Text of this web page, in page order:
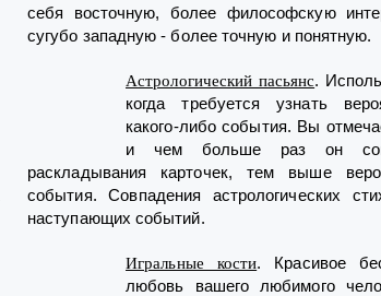
себя восточную, более философскую
сугубо западную - более точную и понятную.
Астрологический пасьянс.
когда требуется узнать
какого-либо события. Вы
и чем больше раз он
раскладывания карточек, тем выше
события. Совпадения астрологических
наступающих событий.
Игральные кости. Красивое
любовь вашего любимого